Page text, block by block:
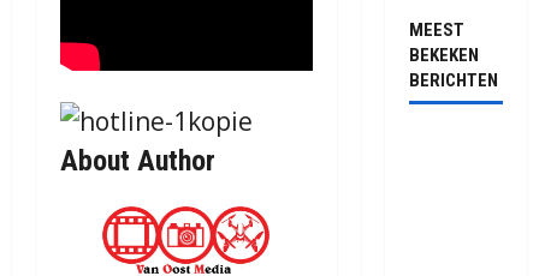
About Author
MEEST
BEKEKEN
BERICHTEN